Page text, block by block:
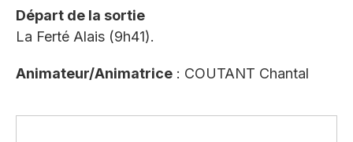
Départ de la sortie
La Ferté Alais (9h41).
Animateur/Animatrice : COUTANT Chantal